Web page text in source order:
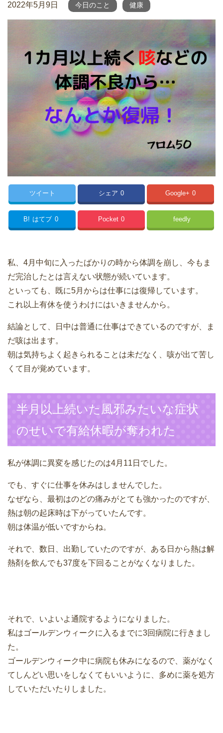
2022年5月9日 今日のこと 健康
ツイート シェア 0 Google+ 0
B! はてブ 0 Pocket 0 feedly
私、4月中旬に入ったばかりの時から体調を崩し、今もま
だ完治したとは言えない状態が続いています。
といっても、既に5月からは仕事には復帰しています。
これ以上有休を使うわけにはいきませんから。
結論として、日中は普通に仕事はできているのですが、ま
だ咳は出ます。
朝は気持ちよく起きられることは未だなく、咳が出て苦し
くて目が覚めています。
半月以上続いた風邪みたいな症状
のせいで有給休暇が奪われた
私が体調に異変を感じたのは4月11日でした。
でも、すぐに仕事を休みはしませんでした。
なぜなら、最初はのどの痛みがとても強かったのですが、
熱は朝の起床時は下がっていたんです。
朝は体温が低いですからね。
それで、数日、出勤していたのですが、ある日から熱は解
熱剤を飲んでも37度を下回ることがなくなりました。
それで、いよいよ通院するようになりました。
私はゴールデンウィークに入るまでに3回病院に行きまし
た。
ゴールデンウィーク中に病院も休みになるので、薬がなく
てしんどい思いをしなくてもいいように、多めに薬を処方
していただいたりしました。